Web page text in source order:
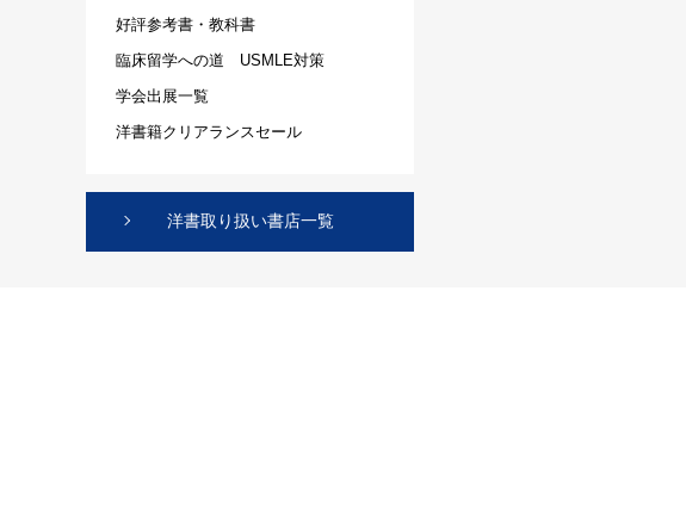
好評参考書・教科書
臨床留学への道 USMLE対策
学会出展一覧
洋書籍クリアランスセール
洋書取り扱い書店一覧